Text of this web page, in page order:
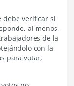
debe verificar si
al menos,
de la
con la
para votar,